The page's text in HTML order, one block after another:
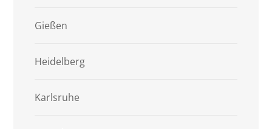
Gießen
Heidelberg
Karlsruhe